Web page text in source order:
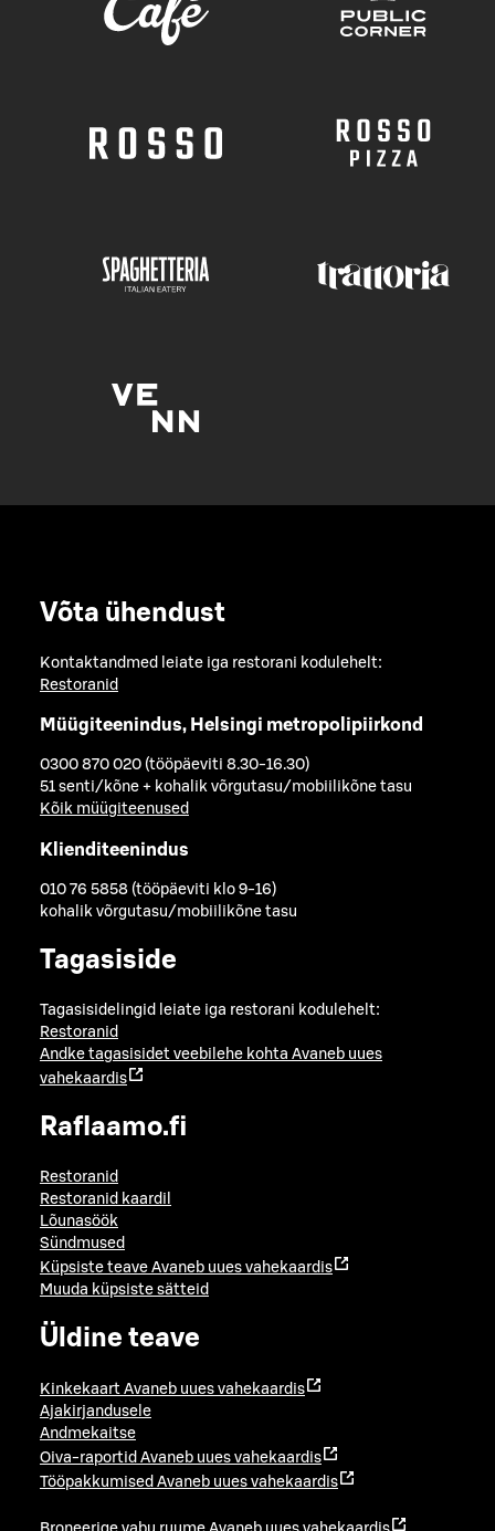
Võta ühendust
Kontaktandmed leiate iga restorani kodulehelt:
Restoranid
Müügiteenindus, Helsingi metropolipiirkond
0300 870 020 (tööpäeviti 8.30-16.30)
51 senti/kõne + kohalik võrgutasu/mobiilikõne tasu
Kõik müügiteenused
Klienditeenindus
010 76 5858 (tööpäeviti klo 9-16)
kohalik võrgutasu/mobiilikõne tasu
Tagasiside
Tagasisidelingid leiate iga restorani kodulehelt:
Restoranid
Andke tagasisidet veebilehe kohta Avaneb uues
vahekaardis
Raflaamo.fi
Restoranid
Restoranid kaardil
Lõunasöök
Sündmused
Küpsiste teave Avaneb uues vahekaardis
Muuda küpsiste sätteid
Üldine teave
Kinkekaart Avaneb uues vahekaardis
Ajakirjandusele
Andmekaitse
Oiva-raportid Avaneb uues vahekaardis
Tööpakkumised Avaneb uues vahekaardis